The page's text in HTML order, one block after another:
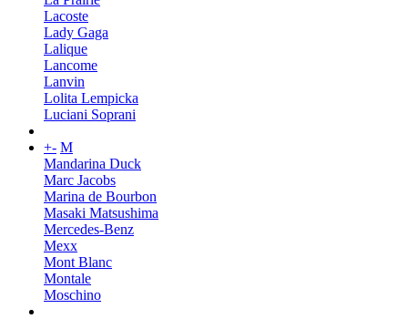
Lacoste
Lady Gaga
Lalique
Lancome
Lanvin
Lolita Lempicka
Luciani Soprani
+- M
Mandarina Duck
Marc Jacobs
Marina de Bourbon
Masaki Matsushima
Mercedes-Benz
Mexx
Mont Blanc
Montale
Moschino